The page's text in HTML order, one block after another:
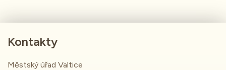
Kontakty
Městský úřad Valtice